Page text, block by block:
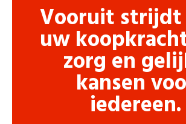
Vooruit strijdt
uw
zorg en
kansen
iedereen.